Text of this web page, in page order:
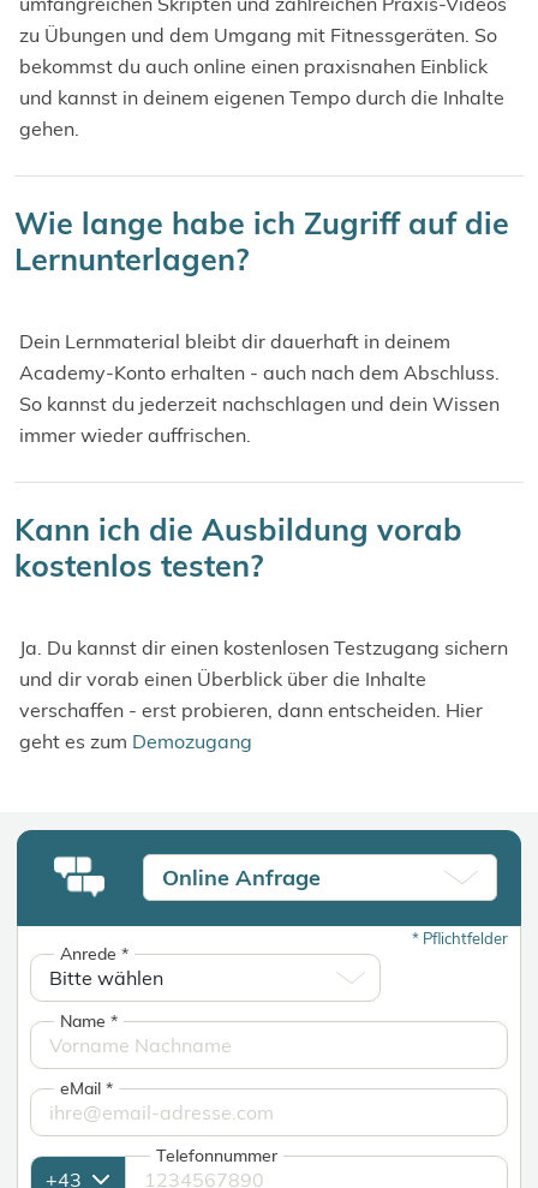
zu Übungen und dem Umgang mit Fitnessgeräten. So
bekommst du auch online einen praxisnahen Einblick
und kannst in deinem eigenen Tempo durch die Inhalte
gehen.
Wie lange habe ich Zugriff auf die
Lernunterlagen?
Dein Lernmaterial bleibt dir dauerhaft in deinem
Academy-Konto erhalten - auch nach dem Abschluss.
So kannst du jederzeit nachschlagen und dein Wissen
immer wieder auffrischen.
Kann ich die Ausbildung vorab
kostenlos testen?
Ja. Du kannst dir einen kostenlosen Testzugang sichern
und dir vorab einen Überblick über die Inhalte
verschaffen - erst probieren, dann entscheiden. Hier
geht es zum Demozugang
Online Anfrage
*Pflichtfelder
Anrede*
Name*
eMail*
Telefonnummer